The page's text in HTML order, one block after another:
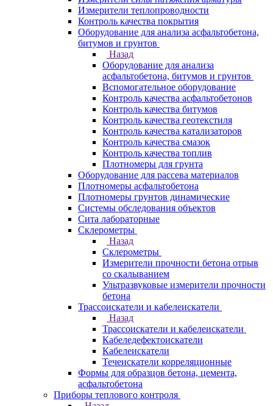
Измерители теплопроводности
Контроль качества покрытия
Оборудование для анализа асфальтобетона,
битумов и грунтов
Назад
Оборудование для анализа
асфальтобетона, битумов и грунтов
Вспомогательное оборудование
Контроль качества асфальтобетонов
Контроль качества битумов
Контроль качества геотекстиля
Контроль качества катализаторов
Контроль качества смазок
Контроль качества топлив
Плотномеры для грунта
Оборудование для рассева материалов
Плотномеры асфальтобетона
Плотномеры грунтов динамические
Системы обследования объектов
Сита лабораторные
Склерометры
Назад
Склерометры
Измерители прочности бетона отрыв
со скалыванием
Ультразвуковые измерители прочности
бетона
Трассоискатели и кабелеискатели
Назад
Трассоискатели и кабелеискатели
Кабеледефектоискатели
Кабелеискатели
Течеискатели корреляционные
Формы для образцов бетона, цемента,
асфальтобетона
Приборы теплового контроля